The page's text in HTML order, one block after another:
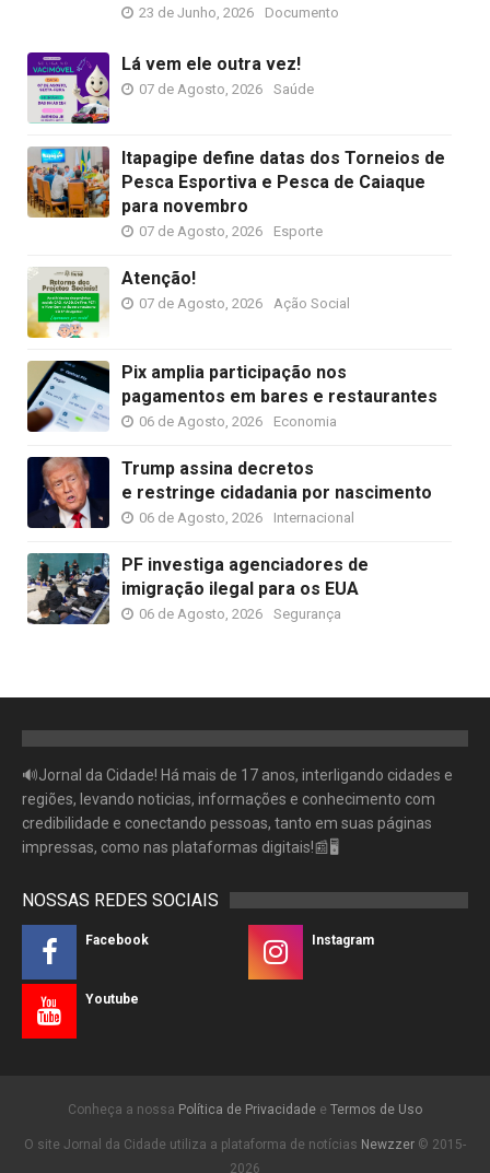
23 de Junho, 2026 Documento
Lá vem ele outra vez!
07 de Agosto, 2026 Saúde
Itapagipe define datas dos Torneios de
Pesca Esportiva e Pesca de Caiaque
para novembro
07 de Agosto, 2026 Esporte
Atenção!
07 de Agosto, 2026 Ação Social
Pix amplia participação nos
pagamentos em bares e restaurantes
06 de Agosto, 2026 Economia
Trump assina decretos
e restringe cidadania por nascimento
06 de Agosto, 2026 Internacional
PF investiga agenciadores de
imigração ilegal para os EUA
06 de Agosto, 2026 Segurança
🔊Jornal da Cidade! Há mais de 17 anos, interligando cidades e
regiões, levando noticias, informações e conhecimento com
credibilidade e conectando pessoas, tanto em suas páginas
impressas, como nas plataformas digitais!📰🖥
NOSSAS REDES SOCIAIS
Facebook Instagram
Youtube
Conheça a nossa Política de Privacidade e Termos de Uso
O site Jornal da Cidade utiliza a plataforma de notícias Newzzer © 2015-
2026